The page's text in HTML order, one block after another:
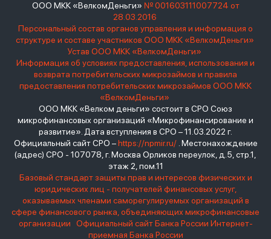
ООО МКК «ВелкомДеньги» № 001603111007724 от
28.03.2016
Персональный состав органов управления и информация о
структуре и составе участников ООО МКК «ВелкомДеньги»
Устав ООО МКК «ВелкомДеньги»
Информация об условиях предоставления, использования и
возврата потребительских микрозаймов и правила
предоставления потребительских микрозаймов ООО МКК
«ВелкомДеньги»
ООО МКК «Велком деньги» состоит в СРО Союз
микрофинансовых организаций «Микрофинансирование и
развитие». Дата вступления в СРО – 11.03.2022 г.
Официальный сайт СРО –https://npmir.ru/. Местонахождение
(адрес) СРО - 107078, г. Москва Орликов переулок, д.5, стр.1,
этаж 2, пом.11
Базовый стандарт защиты прав и интересов физических и
юридических лиц - получателей финансовых услуг,
оказываемых членами саморегулируемых организаций в
сфере финансового рынка, объединяющих микрофинансовые
организации
Официальный сайт Банка России Интернет-
приемная Банка России